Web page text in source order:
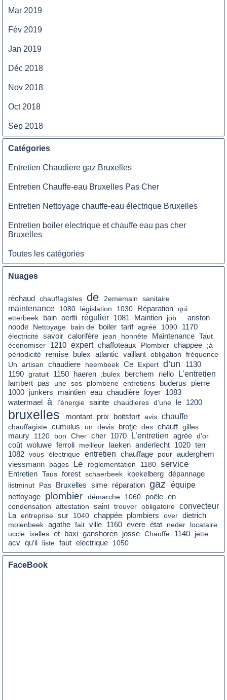
Mar 2019
Fév 2019
Jan 2019
Déc 2018
Nov 2018
Oct 2018
Sep 2018
Catégories
Entretien Chaudiere gaz Bruxelles
Entretien Chauffe-eau Bruxelles Pas Cher
Entretien Nettoyage chauffe-eau électrique Bruxelles
Entretien boiler electrique et chauffe eau pas cher
Bruxelles
Toutes les catégories
Nuages
réchaud chauffagistes de 2ememain sanitaire
maintenance 1080 législation 1030 Réparation qui
etterbeek
bain oertli régulier 1081 Maintien job :
ariston
noode
Nettoyage bain de boiler tarif agréé 1090
1170
électricité savoir calorifère jean honnête Maintenance Taut
économiser
1210 expert chaffoteaux Plombier chappee
;à
périodicité
remise bulex atlantic vaillant obligation
fréquence
Un
artisan chaudiere heembeek Ce Expert d’un
1130
1190 gratuit 1150 haeren ;bulex berchem riello L'entretien
lambert pas une sos plomberie entretiens buderus
pierre
1000
junkers maintien eau chaudière foyer
1083
watermael
à l’énergie sainte chaudieres d’une le 1200
bruxelles montant prix boitsfort avis chauffe
chauffagiste cumulus un devis brotje des chauff gilles
maury
1120 bon Cher cher 1070 L’entretien agrée d'or
coût woluwe ferroli meilleur laeken anderlecht 1020 ten
1082 vous électrique entretien chauffage pour auderghem
viessmann
pages Le reglementation 1180 service
Entretien Taus forest schaerbeek koekelberg dépannage
listminut
Pas Bruxelles sime réparation gaz
équipe
nettoyage plombier démarche 1060 poêle en
condensation attestation saint trouver obligatoire convecteur
La entreprise sur 1040 chappée plombiers over dietrich
molenbeek agathe fait ville 1160 evere état neder
locataire
uccle
ixelles et baxi ganshoren josse Chauffe 1140
jette
acv qu’il liste faut electrique 1050
FaceBook